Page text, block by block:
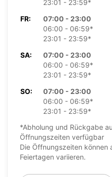
23:01 - 23:59*
FR:
07:00 - 23:00
06:00 - 06:59*
23:01 - 23:59*
SA:
07:00 - 23:00
06:00 - 06:59*
23:01 - 23:59*
SO:
07:00 - 23:00
06:00 - 06:59*
23:01 - 23:59*
*Abholung und Rückgabe
Öffnungszeiten verfügbar
Die Öffnungszeiten
Feiertagen variieren.